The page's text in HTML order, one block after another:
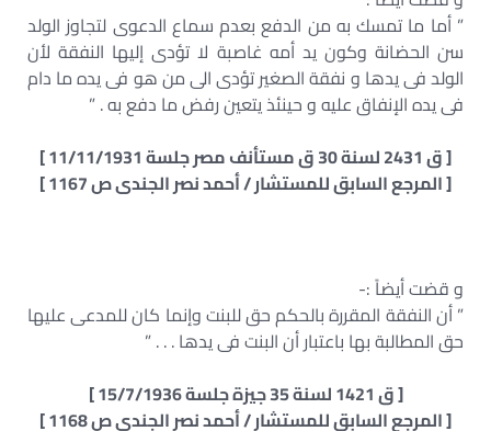
” أما ما تمسك به من الدفع بعدم سماع الدعوى لتجاوز الولد
سن الحضانة وكون يد أمه غاصبة لا تؤدى إليها النفقة لأن
الولد فى يدها و نفقة الصغير تؤدى الى من هو فى يده ما دام
فى يده الإنفاق عليه و حينئذ يتعين رفض ما دفع به . ”
[ ق 2431 لسنة 30 ق مستأنف مصر جلسة 11/11/1931 ]
[ المرجع السابق للمستشار / أحمد نصر الجندى ص 1167 ]
و قضت أيضاً :-
” أن النفقة المقررة بالحكم حق للبنت وإنما كان للمدعى عليها
حق المطالبة بها باعتبار أن البنت فى يدها . . . ”
[ ق 1421 لسنة 35 جيزة جلسة 15/7/1936 ]
[ المرجع السابق للمستشار / أحمد نصر الجندى ص 1168 ]